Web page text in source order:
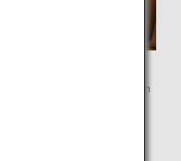
Wartezeit in einem privaten
und Spezialitäten des
angenehme Zeit am
unsere Flughafen
genießen, wenn Sie den